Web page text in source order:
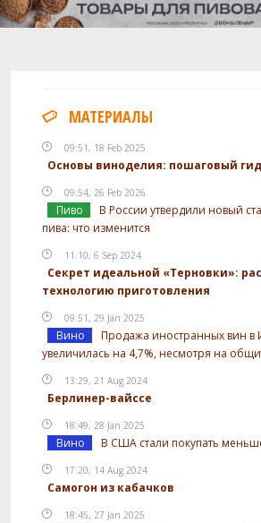
МАТЕРИАЛЫ
09:51, 18 Feb 2025
Основы виноделия: пошаговый
09:54, 26 Feb 2026
Пиво
В России утвердили новый
пива: что изменится
11:10, 6 Sep 2024
Секрет идеальной «Терновки»:
технологию приготовления
09:51, 29 Jan 2025
Вино
Продажа иностранных вин в
увеличилась на 4,7%, несмотря на
13:29, 21 Aug 2024
Берлинер-вайссе
18:49, 28 Jan 2025
Вино В США стали покупать
17:20, 14 Aug 2024
Самогон из кабачков
18:45, 27 Jan 2025